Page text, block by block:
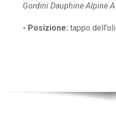
Gordini Dauphine Alpine
- Posizione: tappo